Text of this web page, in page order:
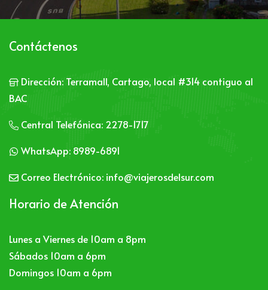
Contáctenos
Dirección: Terramall, Cartago, local #314 contiguo al
BAC
Central Telefónica: 2278-1717
WhatsApp: 8989-6891
Correo Electrónico: info@viajerosdelsur.com
Horario de Atención
Lunes a Viernes de 10am a 8pm
Sábados 10am a 6pm
Domingos 10am a 6pm